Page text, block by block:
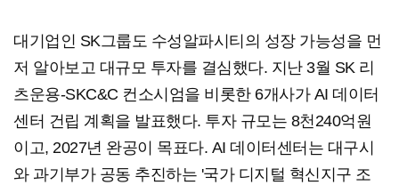
대기업인 SK그룹도 수성알파시티의 성장 가능성을 먼
저 알아보고 대규모 투자를 결심했다. 지난 3월 SK 리
츠운용-SKC&C 컨소시엄을 비롯한 6개사가 AI 데이터
센터 건립 계획을 발표했다. 투자 규모는 8천240억원
이고, 2027년 완공이 목표다. AI 데이터센터는 대구시
와 과기부가 공동 추진하는 '국가 디지털 혁신지구 조